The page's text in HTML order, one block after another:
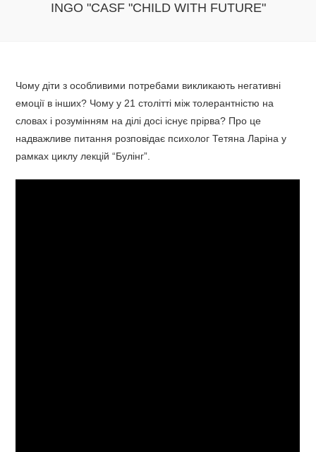
INGO "CASF "CHILD WITH FUTURE"
Чому діти з особливими потребами викликають негативні
емоції в інших? Чому у 21 столітті між толерантністю на
словах і розумінням на ділі досі існує прірва? Про це
надважливе питання розповідає психолог Тетяна Ларіна у
рамках циклу лекцій “Булінг”.